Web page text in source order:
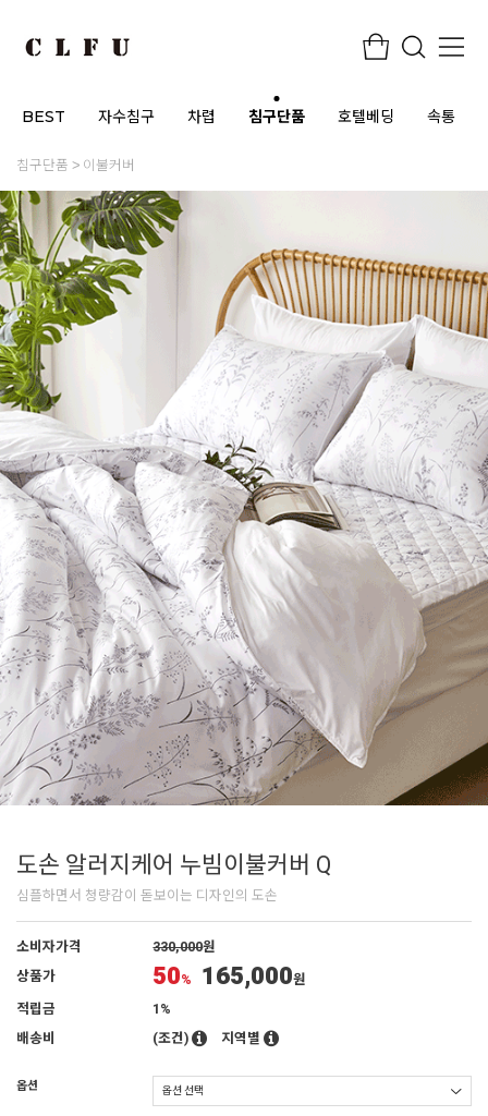
BEST 자수침구 차렵 침구단품 호텔베딩 속통
침구단품 이불커버
도손 알러지케어 누빔이불커버 Q
심플하면서 청량감이 돋보이는 디자인의 도손
소비자가격 330,000원
상품가
50% 165,000원
적립금
1%
배송비
(조건) 지역별
옵션